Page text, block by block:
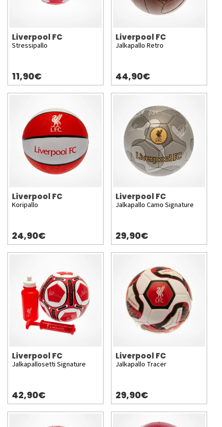
Liverpool FC
Stressipallo
11,90€
Liverpool FC
Jalkapallo Retro
44,90€
Liverpool FC
Koripallo
24,90€
Liverpool FC
Jalkapallo Camo Signature
29,90€
Liverpool FC
Jalkapallosetti Signature
42,90€
Liverpool FC
Jalkapallo Tracer
29,90€